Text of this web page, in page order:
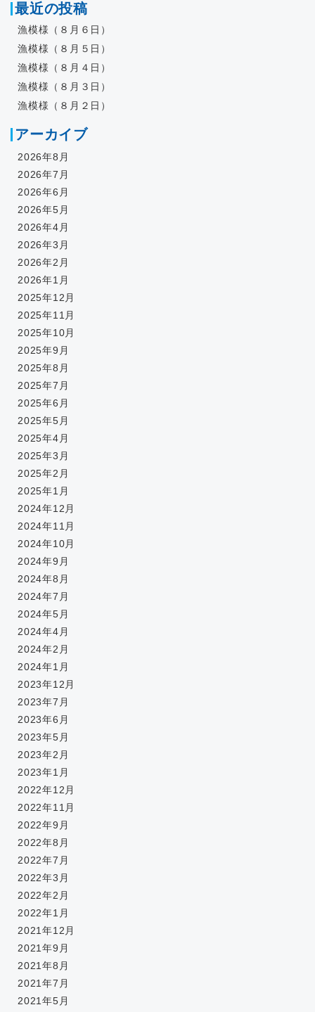
最近の投稿
漁模様（８月６日）
漁模様（８月５日）
漁模様（８月４日）
漁模様（８月３日）
漁模様（８月２日）
アーカイブ
2026年8月
2026年7月
2026年6月
2026年5月
2026年4月
2026年3月
2026年2月
2026年1月
2025年12月
2025年11月
2025年10月
2025年9月
2025年8月
2025年7月
2025年6月
2025年5月
2025年4月
2025年3月
2025年2月
2025年1月
2024年12月
2024年11月
2024年10月
2024年9月
2024年8月
2024年7月
2024年5月
2024年4月
2024年2月
2024年1月
2023年12月
2023年7月
2023年6月
2023年5月
2023年2月
2023年1月
2022年12月
2022年11月
2022年9月
2022年8月
2022年7月
2022年3月
2022年2月
2022年1月
2021年12月
2021年9月
2021年8月
2021年7月
2021年5月